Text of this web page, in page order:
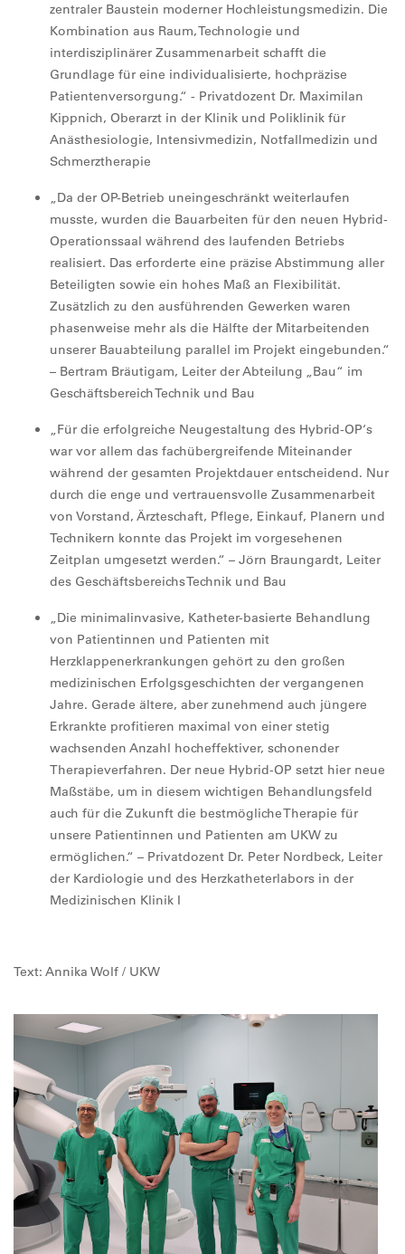
zentraler Baustein moderner Hochleistungsmedizin. Die
Kombination aus Raum, Technologie und
interdisziplinärer Zusammenarbeit schafft die
Grundlage für eine individualisierte, hochpräzise
Patientenversorgung.“ - Privatdozent Dr. Maximilan
Kippnich, Oberarzt in der Klinik und Poliklinik für
Anästhesiologie, Intensivmedizin, Notfallmedizin und
Schmerztherapie
„Da der OP-Betrieb uneingeschränkt weiterlaufen
musste, wurden die Bauarbeiten für den neuen Hybrid-
Operationssaal während des laufenden Betriebs
realisiert. Das erforderte eine präzise Abstimmung aller
Beteiligten sowie ein hohes Maß an Flexibilität.
Zusätzlich zu den ausführenden Gewerken waren
phasenweise mehr als die Hälfte der Mitarbeitenden
unserer Bauabteilung parallel im Projekt eingebunden.“
– Bertram Bräutigam, Leiter der Abteilung „Bau“ im
Geschäftsbereich Technik und Bau
„Für die erfolgreiche Neugestaltung des Hybrid-OP‘s
war vor allem das fachübergreifende Miteinander
während der gesamten Projektdauer entscheidend. Nur
durch die enge und vertrauensvolle Zusammenarbeit
von Vorstand, Ärzteschaft, Pflege, Einkauf, Planern und
Technikern konnte das Projekt im vorgesehenen
Zeitplan umgesetzt werden.“ – Jörn Braungardt, Leiter
des Geschäftsbereichs Technik und Bau
„Die minimalinvasive, Katheter-basierte Behandlung
von Patientinnen und Patienten mit
Herzklappenerkrankungen gehört zu den großen
medizinischen Erfolgsgeschichten der vergangenen
Jahre. Gerade ältere, aber zunehmend auch jüngere
Erkrankte profitieren maximal von einer stetig
wachsenden Anzahl hocheffektiver, schonender
Therapieverfahren. Der neue Hybrid-OP setzt hier neue
Maßstäbe, um in diesem wichtigen Behandlungsfeld
auch für die Zukunft die bestmögliche Therapie für
unsere Patientinnen und Patienten am UKW zu
ermöglichen.“ – Privatdozent Dr. Peter Nordbeck, Leiter
der Kardiologie und des Herzkatheterlabors in der
Medizinischen Klinik I
Text: Annika Wolf / UKW